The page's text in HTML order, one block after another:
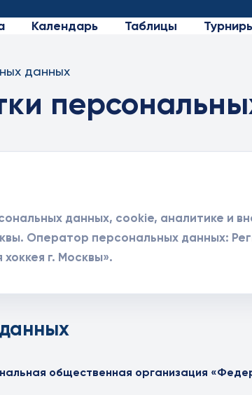
Календарь Таблицы
данных
данных, cookie, аналитике и
Оператор персональных данных:
г. Москвы».
общественная организация